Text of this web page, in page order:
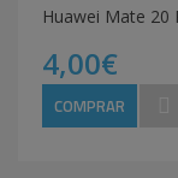
4,00€
COMPRAR